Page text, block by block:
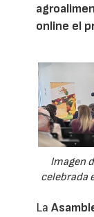
online el
Imagen
celebrada
La